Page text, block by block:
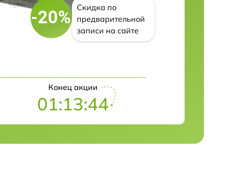
-20%
Скидка по
предварительной
записи на сайте
Конец акции
01:13:43